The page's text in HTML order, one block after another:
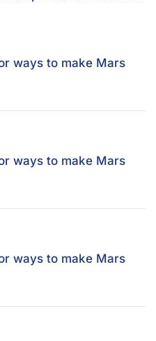
ways to make Mars
ways to make Mars
ways to make Mars